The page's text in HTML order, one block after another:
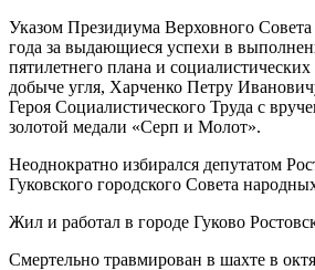
Указом Президиума Верховного
года за выдающиеся успехи в
пятилетнего плана и социалистических
добыче угля, Харченко Петру
Героя Социалистического Труда с
золотой медали «Серп и Молот».
Неоднократно избирался депутатом
Гуковского городского Совета
Жил и работал в городе Гуково
Смертельно травмирован в шахте в